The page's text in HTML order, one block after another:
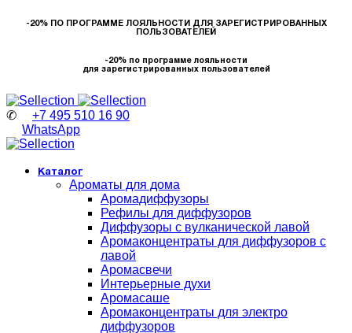
-20% ПО ПРОГРАММЕ ЛОЯЛЬНОСТИ ДЛЯ ЗАРЕГИСТРИРОВАННЫХ
ПОЛЬЗОВАТЕЛЕЙ
-20% по программе лояльности
для зарегистрированных пользователей
✆ +7 495 510 16 90
WhatsApp
Каталог
Ароматы для дома
Аромадиффузоры
Рефилы для диффузоров
Диффузоры с вулканической лавой
Аромаконцентраты для диффузоров с
лавой
Аромасвечи
Интерьерные духи
Аромасаше
Аромаконцентраты для электро
диффузоров